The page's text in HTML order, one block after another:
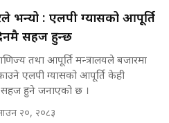
परिवारप्रति मेडिकल
बदनियत ! न्याय खोज्दै
सुवास || THE REPORTER
भन्यो : एलपी ग्यासको आपूर्ति
सहज हुन्छ
तथा आपूर्ति मन्त्रालयले बजारमा
एलपी ग्यासको आपूर्ति केही
सहज हुने जनाएको छ ।
२०, २०८३